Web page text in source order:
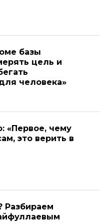
базы
цель и
человека»
«Первое, чему
это верить в
Разбираем